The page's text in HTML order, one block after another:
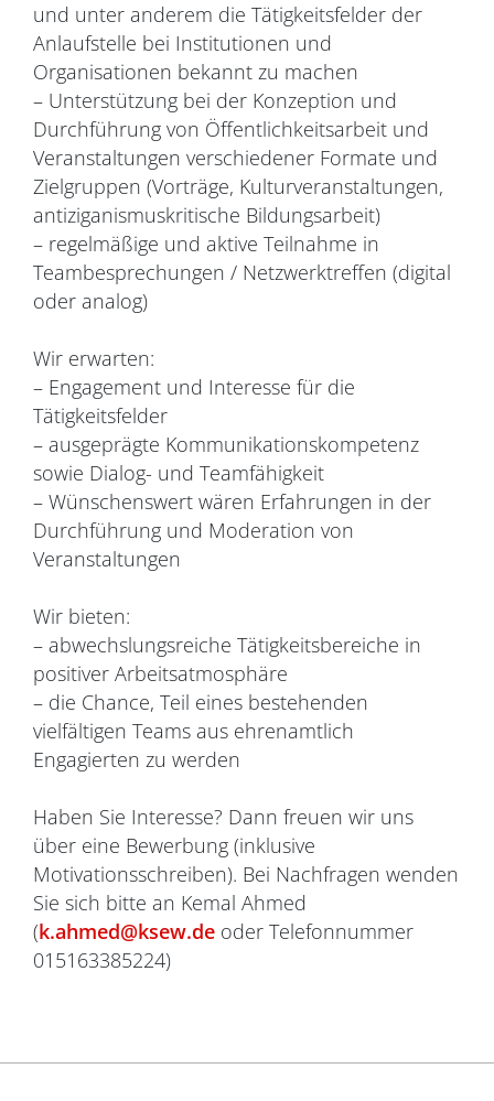
und unter anderem die Tätigkeitsfelder der
Anlaufstelle bei Institutionen und
Organisationen bekannt zu machen
– Unterstützung bei der Konzeption und
Durchführung von Öffentlichkeitsarbeit und
Veranstaltungen verschiedener Formate und
Zielgruppen (Vorträge, Kulturveranstaltungen,
antiziganismuskritische Bildungsarbeit)
– regelmäßige und aktive Teilnahme in
Teambesprechungen / Netzwerktreffen (digital
oder analog)
Wir erwarten:
– Engagement und Interesse für die
Tätigkeitsfelder
– ausgeprägte Kommunikationskompetenz
sowie Dialog- und Teamfähigkeit
– Wünschenswert wären Erfahrungen in der
Durchführung und Moderation von
Veranstaltungen
Wir bieten:
– abwechslungsreiche Tätigkeitsbereiche in
positiver Arbeitsatmosphäre
– die Chance, Teil eines bestehenden
vielfältigen Teams aus ehrenamtlich
Engagierten zu werden
Haben Sie Interesse? Dann freuen wir uns
über eine Bewerbung (inklusive
Motivationsschreiben). Bei Nachfragen wenden
Sie sich bitte an Kemal Ahmed
(k.ahmed@ksew.de oder Telefonnummer
015163385224)